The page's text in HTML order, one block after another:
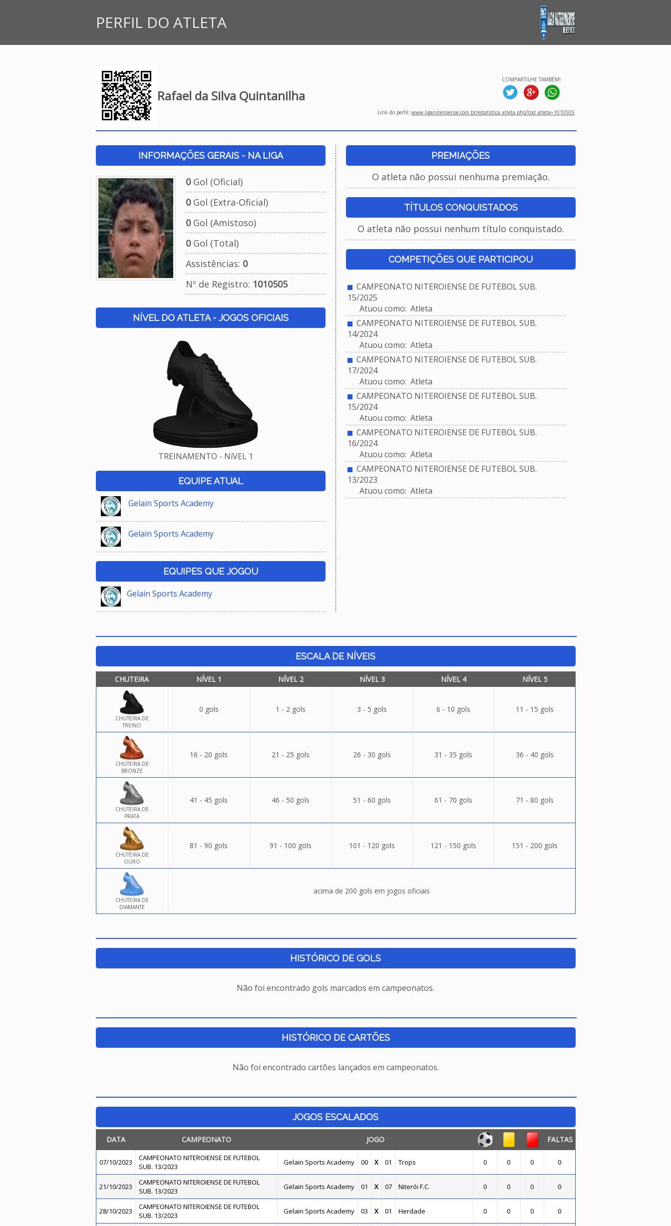
PERFIL DO ATLETA
Rafael da Silva Quintanilha
COMPARTILHE TAMBÉM!
Link do perfil: www.liganiteroiense.com.br/estatistica_atleta.php?cod_atleta=1010505
INFORMAÇÕES GERAIS - NA LIGA
0Gol (Oficial)
0Gol (Extra-Oficial)
0Gol (Amistoso)
0Gol (Total)
Assistências: 0
Nº de Registro: 1010505
NÍVEL DO ATLETA - JOGOS OFICIAIS
TREINAMENTO - NíVEL 1
EQUIPE ATUAL
Gelain Sports Academy
Gelain Sports Academy
EQUIPES QUE JOGOU
Gelain Sports Academy
PREMIAÇÕES
O atleta não possui nenhuma premiação.
TÍTULOS CONQUISTADOS
O atleta não possui nenhum título conquistado.
COMPETIÇÕES QUE PARTICIPOU
CAMPEONATO NITEROIENSE DE FUTEBOL SUB.
15/2025
Atuou como: Atleta
CAMPEONATO NITEROIENSE DE FUTEBOL SUB.
14/2024
Atuou como: Atleta
CAMPEONATO NITEROIENSE DE FUTEBOL SUB.
17/2024
Atuou como: Atleta
CAMPEONATO NITEROIENSE DE FUTEBOL SUB.
15/2024
Atuou como: Atleta
CAMPEONATO NITEROIENSE DE FUTEBOL SUB.
16/2024
Atuou como: Atleta
CAMPEONATO NITEROIENSE DE FUTEBOL SUB.
13/2023
Atuou como: Atleta
ESCALA DE NÍVEIS
CHUTEIRA NÍVEL 1 NÍVEL 2 NÍVEL 3 NÍVEL 4 NÍVEL 5
CHUTEIRA DE
TREINO
0 gols 1 - 2 gols 3 - 5 gols 6 - 10 gols 11 - 15 gols
CHUTEIRA DE
BRONZE
16 - 20 gols 21 - 25 gols 26 - 30 gols 31 - 35 gols 36 - 40 gols
CHUTEIRA DE
PRATA
41 - 45 gols 46 - 50 gols 51 - 60 gols 61 - 70 gols 71 - 80 gols
CHUTEIRA DE
OURO
81 - 90 gols 91 - 100 gols 101 - 120 gols 121 - 150 gols 151 - 200 gols
CHUTEIRA DE
DIAMANTE
acima de 200 gols em jogos oficiais
HISTÓRICO DE GOLS
Não foi encontrado gols marcados em campeonatos.
HISTÓRICO DE CARTÕES
Não foi encontrado cartões lançados em campeonatos.
JOGOS ESCALADOS
DATA CAMPEONATO JOGO FALTAS
07/10/2023
CAMPEONATO NITEROIENSE DE FUTEBOL
SUB. 13/2023
Gelain Sports Academy 00 X 01 Trops 0 0 0 0
21/10/2023
CAMPEONATO NITEROIENSE DE FUTEBOL
SUB. 13/2023
Gelain Sports Academy 01 X 07 Niterói F.C. 0 0 0 0
28/10/2023
CAMPEONATO NITEROIENSE DE FUTEBOL
SUB. 13/2023
Gelain Sports Academy 03 X 01 Herdade 0 0 0 0